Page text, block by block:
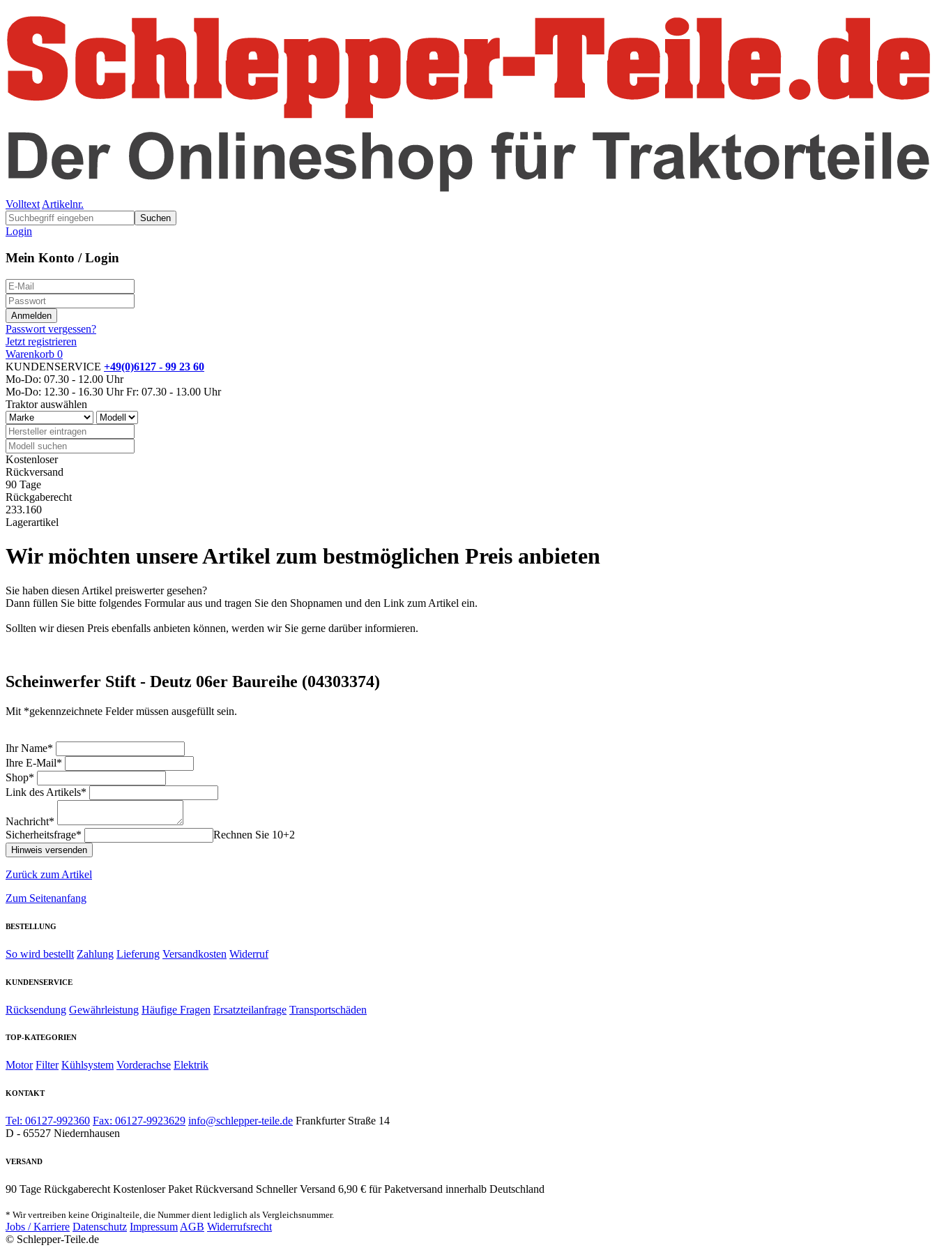
Volltext Artikelnr.
Suchen
Login
Mein Konto / Login
Passwort vergessen?
Jetzt registrieren
Warenkorb 0
KUNDENSERVICE +49(0)6127 - 99 23 60
Mo-Do: 07.30 - 12.00 Uhr
Mo-Do: 12.30 - 16.30 Uhr Fr: 07.30 - 13.00 Uhr
Traktor auswählen
Kostenloser
Rückversand
90 Tage
Rückgaberecht
233.160
Lagerartikel
Wir möchten unsere Artikel zum bestmöglichen Preis anbieten
Sie haben diesen Artikel preiswerter gesehen?
Dann füllen Sie bitte folgendes Formular aus und tragen Sie den Shopnamen und den Link zum Artikel ein.
Sollten wir diesen Preis ebenfalls anbieten können, werden wir Sie gerne darüber informieren.
Scheinwerfer Stift - Deutz 06er Baureihe (04303374)
Mit *gekennzeichnete Felder müssen ausgefüllt sein.
Ihr Name*
Ihre E-Mail*
Shop*
Link des Artikels*
Nachricht*
Sicherheitsfrage*
Rechnen Sie 10+2
Zurück zum Artikel
Zum Seitenanfang
BESTELLUNG
So wird bestellt Zahlung Lieferung Versandkosten Widerruf
KUNDENSERVICE
Rücksendung Gewährleistung Häufige Fragen Ersatzteilanfrage Transportschäden
TOP-KATEGORIEN
Motor Filter Kühlsystem Vorderachse Elektrik
KONTAKT
Tel: 06127-992360 Fax: 06127-9923629 info@schlepper-teile.de Frankfurter Straße 14
D - 65527 Niedernhausen
VERSAND
90 Tage Rückgaberecht Kostenloser Paket Rückversand Schneller Versand 6,90 € für Paketversand innerhalb Deutschland
* Wir vertreiben keine Originalteile, die Nummer dient lediglich als Vergleichsnummer.
Jobs / Karriere Datenschutz Impressum AGB Widerrufsrecht
© Schlepper-Teile.de